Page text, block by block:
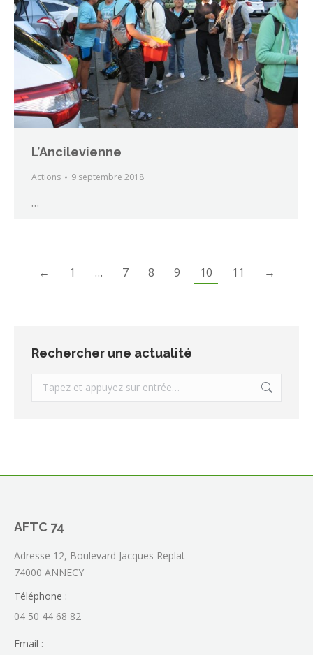
L’Ancilevienne
Actions 9 septembre 2018
…
← 1 … 7 8 9 10 11 →
Rechercher une actualité
Recherche
:
AFTC 74
Adresse 12, Boulevard Jacques Replat
74000 ANNECY
Téléphone :
04 50 44 68 82
Email :